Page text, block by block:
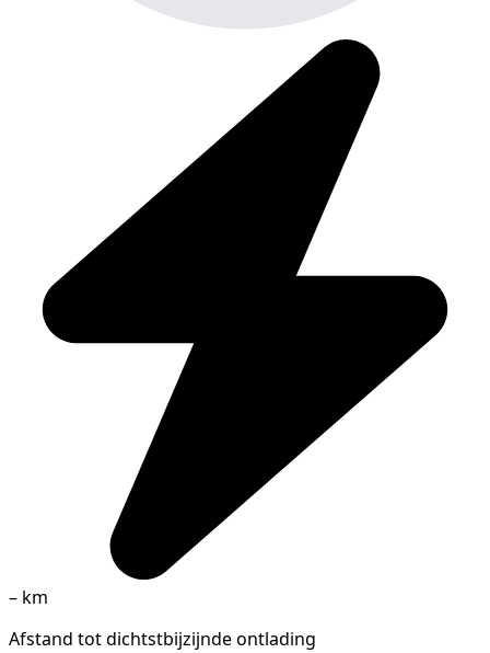
– km
Afstand tot dichtstbijzijnde ontlading